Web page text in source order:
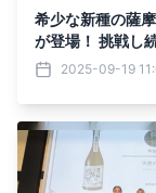
希少な新種の薩
が登場！ 挑戦し
の「別誂仕込シ
2025-09-19